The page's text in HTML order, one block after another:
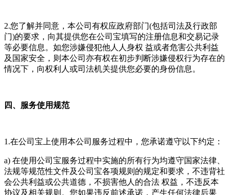
2.您了解并同意，本公司有权应政府部门(包括司法及行政部
门)的要求，向其提供您在公司宝填写的注册信息和交易记录
等必要信息。如您涉嫌侵犯他人人身权 益或者危害公共利益
及国家安全，则本公司亦有权在初步判断涉嫌侵权行为存在的
情况下，向权利人或司法机关提供您必要的身份信息。
四、服务使用规范
1.在公司宝上使用本公司服务过程中，您承诺遵守以下约定：
a) 在使用公司宝服务过程中实施的所有行为均遵守国家法律、
法规等规范性文件及公司宝各项规则的规定和要求，不违背社
会公共利益或公共道德，不损害他人的合法 权益，不违反本
协议及相关规则。您如果违反前述承诺，产生任何法律后果